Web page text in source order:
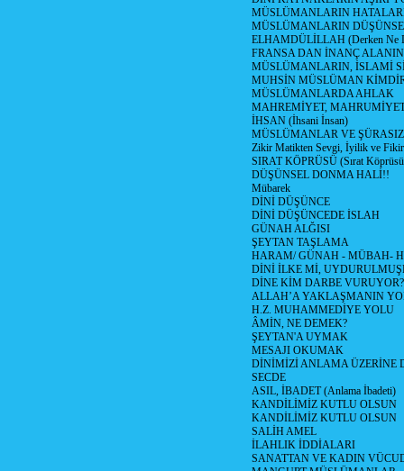
MÜSLÜMANLARIN
MÜSLÜMANLARIN
ELHAMDÜLİLLAH (Derken Ne
FRANSA DAN İNANÇ
MÜSLÜMANLARIN, İSLAMİ
MUHSİN MÜSLÜMAN
MÜSLÜMANLARDA AHLAK
MAHREMİYET,
İHSAN (İhsani İnsan)
MÜSLÜMANLAR VE
Zikir Matikten Sevgi, İyilik ve
SIRAT KÖPRÜSÜ (Sırat
DÜŞÜNSEL DONMA HALİ!!
Mübarek
DİNİ DÜŞÜNCE
DİNİ DÜŞÜNCEDE İSLAH
GÜNAH ALĞISI
ŞEYTAN TAŞLAMA
HARAM/ GÜNAH - MÜBAH-
DİNİ İLKE Mİ,
DİNE KİM DARBE VURUYOR?
ALLAH’A YAKLAŞMANIN
H.Z. MUHAMMEDİYE YOLU
ÂMİN, NE DEMEK?
ŞEYTAN'A UYMAK
MESAJI OKUMAK
DİNİMİZİ ANLAMA ÜZERİNE
SECDE
ASIL, İBADET (Anlama İbadeti)
KANDİLİMİZ KUTLU OLSUN
KANDİLİMİZ KUTLU OLSUN
SALİH AMEL
İLAHLIK İDDİALARI
SANATTAN VE KADIN